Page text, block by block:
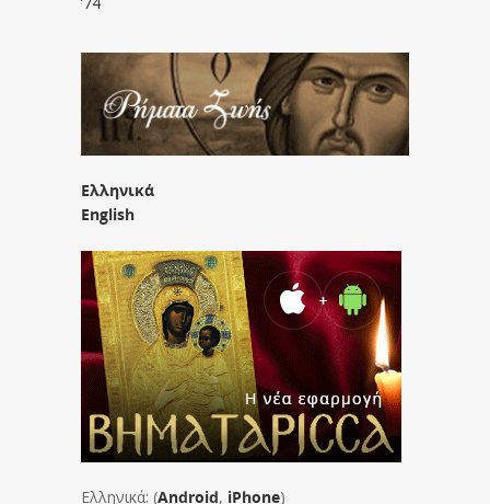
Ελληνικά
English
Ελληνικά: (Android, iPhone)